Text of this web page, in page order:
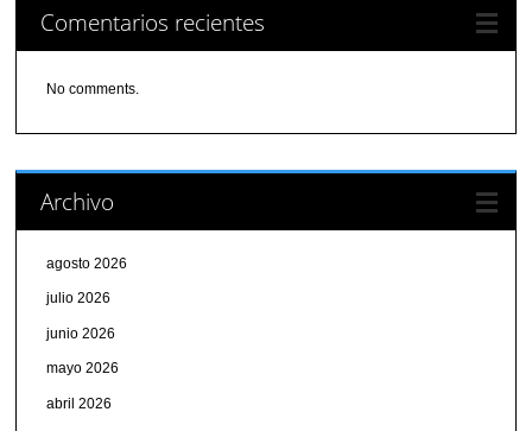
Comentarios recientes
No comments.
Archivo
agosto 2026
julio 2026
junio 2026
mayo 2026
abril 2026